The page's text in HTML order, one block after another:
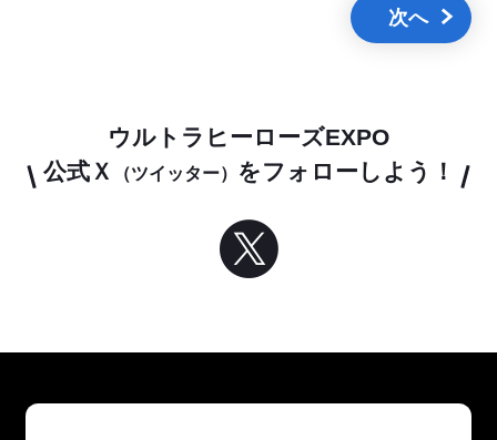
次へ
ウルトラヒーローズEXPO
公式Ｘ
（ツイッター） をフォローしよう！